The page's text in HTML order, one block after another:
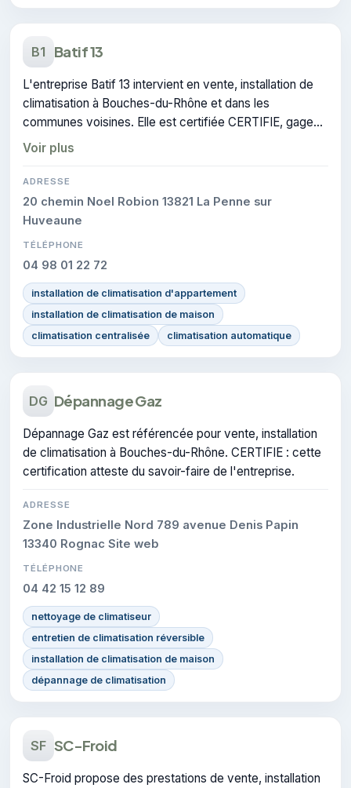
B1 Batif 13
L'entreprise Batif 13 intervient en vente, installation de
climatisation à Bouches-du-Rhône et dans les
communes voisines. Elle est certifiée CERTIFIE, gage
de conformité sur les interventions réalisées.
Voir plus
ADRESSE
20 chemin Noel Robion 13821 La Penne sur
Huveaune
TÉLÉPHONE
04 98 01 22 72
installation de climatisation d'appartement
installation de climatisation de maison
climatisation centralisée
climatisation automatique
DG Dépannage Gaz
Dépannage Gaz est référencée pour vente, installation
de climatisation à Bouches-du-Rhône. CERTIFIE : cette
certification atteste du savoir-faire de l'entreprise.
ADRESSE
Zone Industrielle Nord 789 avenue Denis Papin
13340 Rognac Site web
TÉLÉPHONE
04 42 15 12 89
nettoyage de climatiseur
entretien de climatisation réversible
installation de climatisation de maison
dépannage de climatisation
SF SC-Froid
SC-Froid propose des prestations de vente, installation